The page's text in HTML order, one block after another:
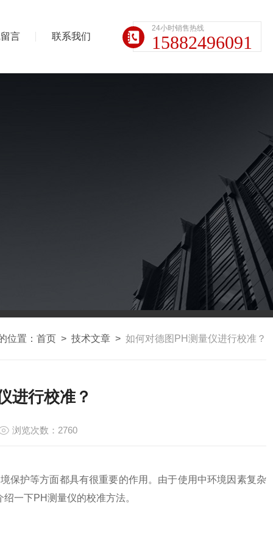
言 联系我们
24小时销售热线
15882496091
位置： 首页 > 技术文章 > 如何对德图PH测量仪进行校准？
进行校准？
浏览次数：2760
护等方面都具有很重要的作用。由于使用中环境因素复杂
一下PH测量仪的校准方法。